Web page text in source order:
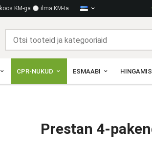
koos KM-ga ilma KM-ta
CPR-NUKUD ESMAABI
Prestan 4-